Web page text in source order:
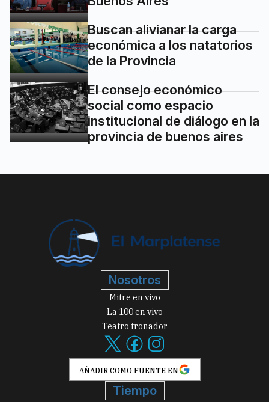
Buscan alivianar la carga
económica a los natatorios
de la Provincia
El consejo económico
social como espacio
institucional de diálogo en la
provincia de buenos aires
Nosotros
Mitre en vivo
La 100 en vivo
Teatro tronador
AÑADIR COMO FUENTE EN
Tiempo